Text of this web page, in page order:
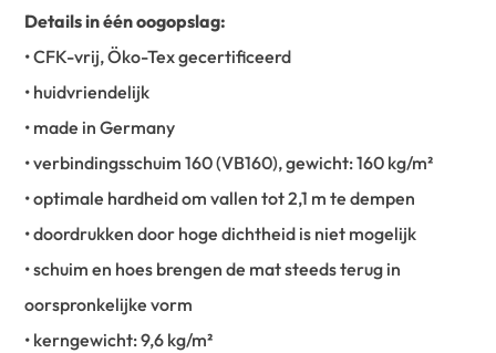
Details in één oogopslag:
• CFK-vrij, Öko-Tex gecertificeerd
• huidvriendelijk
• made in Germany
• verbindingsschuim 160 (VB160), gewicht: 160 kg/m²
• optimale hardheid om vallen tot 2,1 m te dempen
• doordrukken door hoge dichtheid is niet mogelijk
• schuim en hoes brengen de mat steeds terug in
oorspronkelijke vorm
• kerngewicht: 9,6 kg/m²